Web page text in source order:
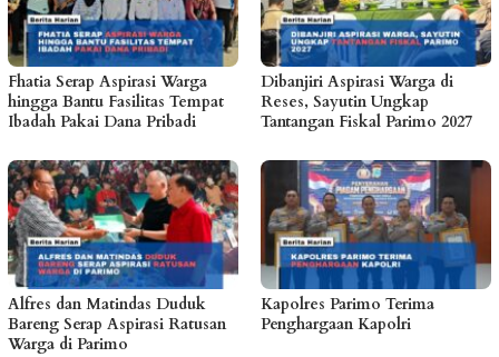
Fhatia Serap Aspirasi Warga
hingga Bantu Fasilitas Tempat
Ibadah Pakai Dana Pribadi
Dibanjiri Aspirasi Warga di
Reses, Sayutin Ungkap
Tantangan Fiskal Parimo 2027
Alfres dan Matindas Duduk
Bareng Serap Aspirasi Ratusan
Warga di Parimo
Kapolres Parimo Terima
Penghargaan Kapolri